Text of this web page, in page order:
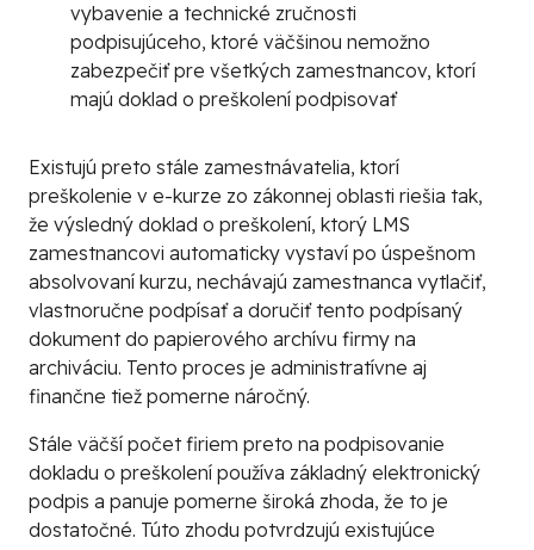
vybavenie a technické zručnosti
podpisujúceho, ktoré väčšinou nemožno
zabezpečiť pre všetkých zamestnancov, ktorí
majú doklad o preškolení podpisovať
Existujú preto stále zamestnávatelia, ktorí
preškolenie v e-kurze zo zákonnej oblasti riešia tak,
že výsledný doklad o preškolení, ktorý LMS
zamestnancovi automaticky vystaví po úspešnom
absolvovaní kurzu, nechávajú zamestnanca vytlačiť,
vlastnoručne podpísať a doručiť tento podpísaný
dokument do papierového archívu firmy na
archiváciu. Tento proces je administratívne aj
finančne tiež pomerne náročný.
Stále väčší počet firiem preto na podpisovanie
dokladu o preškolení používa základný elektronický
podpis a panuje pomerne široká zhoda, že to je
dostatočné. Túto zhodu potvrdzujú existujúce